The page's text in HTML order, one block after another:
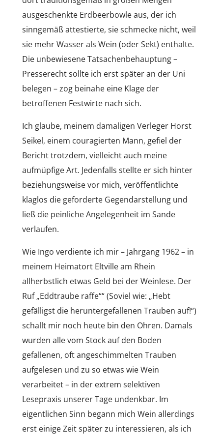
ausgeschenkte Erdbeerbowle aus, der ich
sinngemäß attestierte, sie schmecke nicht, weil
sie mehr Wasser als Wein (oder Sekt) enthalte.
Die unbewiesene Tatsachenbehauptung –
Presserecht sollte ich erst später an der Uni
belegen – zog beinahe eine Klage der
betroffenen Festwirte nach sich.
Ich glaube, meinem damaligen Verleger Horst
Seikel, einem couragierten Mann, gefiel der
Bericht trotzdem, vielleicht auch meine
aufmüpfige Art. Jedenfalls stellte er sich hinter
beziehungsweise vor mich, veröffentlichte
klaglos die geforderte Gegendarstellung und
ließ die peinliche Angelegenheit im Sande
verlaufen.
Wie Ingo verdiente ich mir – Jahrgang 1962 – in
meinem Heimatort Eltville am Rhein
allherbstlich etwas Geld bei der Weinlese. Der
Ruf „Eddtraube raffe““ (Soviel wie: „Hebt
gefälligst die heruntergefallenen Trauben auf!“)
schallt mir noch heute bin den Ohren. Damals
wurden alle vom Stock auf den Boden
gefallenen, oft angeschimmelten Trauben
aufgelesen und zu so etwas wie Wein
verarbeitet – in der extrem selektiven
Lesepraxis unserer Tage undenkbar. Im
eigentlichen Sinn begann mich Wein allerdings
erst einige Zeit später zu interessieren, als ich